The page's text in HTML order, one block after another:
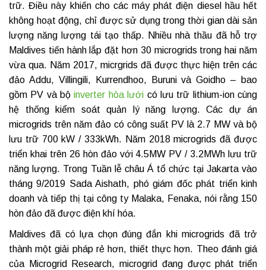
trữ. Điều này khiến cho các máy phát điện diesel hầu hết
không hoạt động, chỉ được sử dụng trong thời gian dài sản
lượng năng lượng tái tạo thấp. Nhiều nhà thầu đã hỗ trợ
Maldives tiến hành lắp đặt hơn 30 microgrids trong hai năm
vừa qua. Năm 2017, micrgrids đã được thực hiện trên các
đảo Addu, Villingili, Kurrendhoo, Buruni và Goidho – bao
gồm PV và bộinverter hòa lưới có lưu trữ lithium-ion cùng
hệ thống kiểm soát quản lý năng lượng. Các dự án
microgrids trên năm đảo có công suất PV là 2.7 MW và bộ
lưu trữ 700 kW / 333kWh. Năm 2018 microgrids đã được
triển khai trên 26 hòn đảo với 4.5MW PV / 3.2MWh lưu trữ
năng lượng. Trong Tuần lễ châu Á tổ chức tại Jakarta vào
tháng 9/2019 Sada Aishath, phó giám đốc phát triển kinh
doanh và tiếp thị tại công ty Malaka, Fenaka, nói rằng 150
hòn đảo đã được điện khí hóa.
Maldives đã có lựa chọn đúng đắn khi microgrids đã trở
thành một giải pháp rẻ hơn, thiết thực hơn. Theo đánh giá
của Microgrid Research, microgrid đang được phát triển